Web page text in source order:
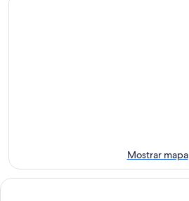
ago
-
9
Mostrar mapa
Sheraton Mar Del Plata Hotel